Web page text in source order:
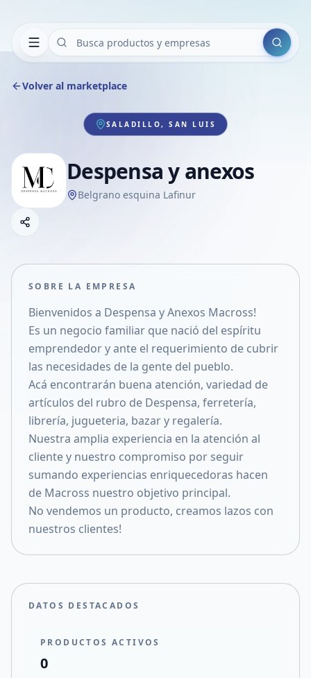
Buscar
Volver al marketplace
SALADILLO, SAN LUIS
Despensa y anexos
Belgrano esquina Lafinur
Compartir empresa
Compartir en X
SOBRE LA EMPRESA
Bienvenidos a Despensa y Anexos Macross!
Es un negocio familiar que nació del espíritu
emprendedor y ante el requerimiento de cubrir
las necesidades de la gente del pueblo.
Acá encontrarán buena atención, variedad de
artículos del rubro de Despensa, ferretería,
librería, jugueteria, bazar y regalería.
Nuestra amplia experiencia en la atención al
cliente y nuestro compromiso por seguir
sumando experiencias enriquecedoras hacen
de Macross nuestro objetivo principal.
No vendemos un producto, creamos lazos con
nuestros clientes!
DATOS DESTACADOS
PRODUCTOS ACTIVOS
0